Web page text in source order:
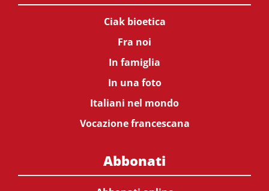
Ciak bioetica
Fra noi
In famiglia
In una foto
Italiani nel mondo
Vocazione francescana
Abbonati